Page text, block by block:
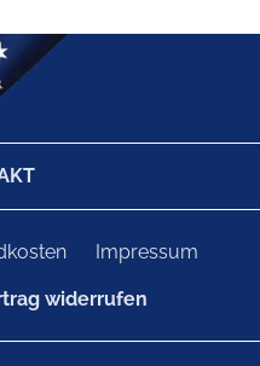
Impressum
widerrufen